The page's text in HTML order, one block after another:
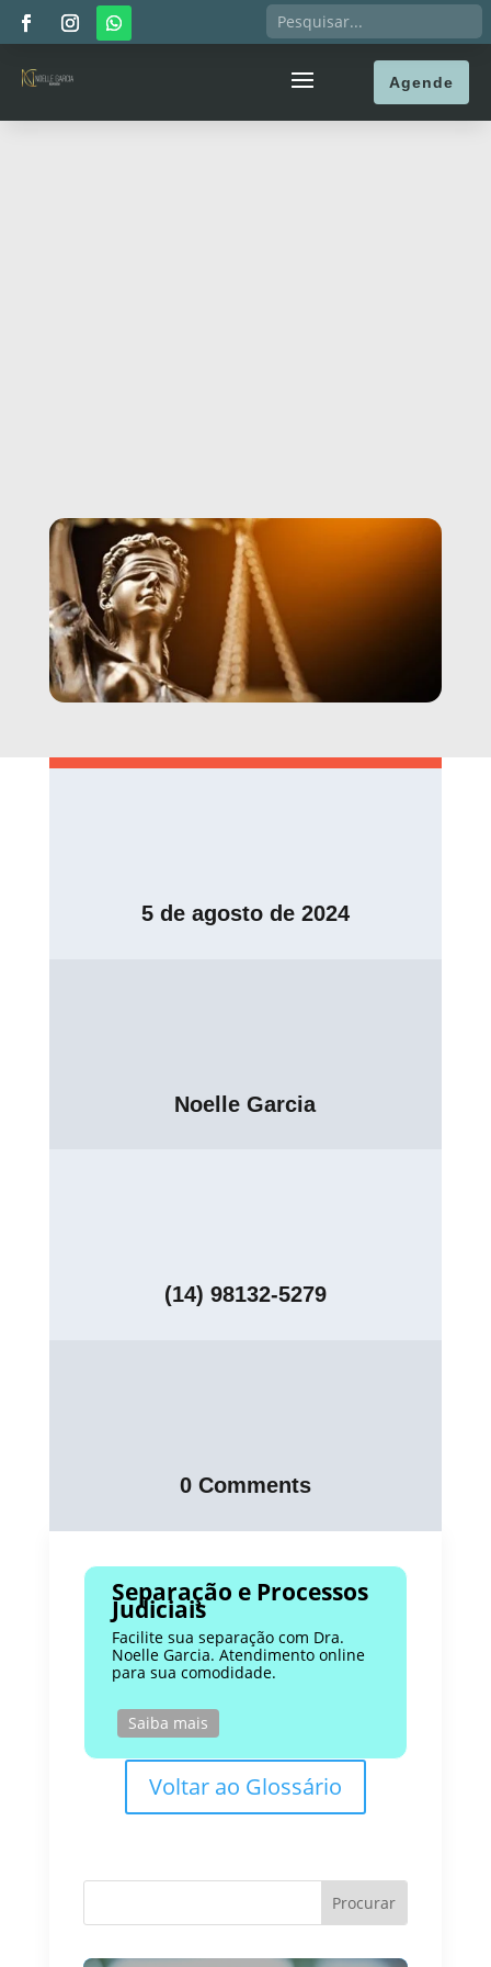
Agende
5 de agosto de 2024
Noelle Garcia
(14) 98132-5279
0 Comments
Separação e Processos
Judiciais
Facilite sua separação com Dra.
Noelle Garcia. Atendimento online
para sua comodidade.
Saiba mais
Voltar ao Glossário